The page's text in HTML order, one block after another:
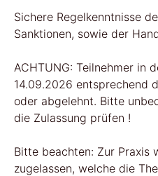
Sichere Regelkenntnisse
Sanktionen, sowie der
ACHTUNG: Teilnehmer in
14.09.2026 entsprechend
oder abgelehnt. Bitte
die Zulassung prüfen !
Bitte beachten: Zur Praxis
zugelassen, welche die